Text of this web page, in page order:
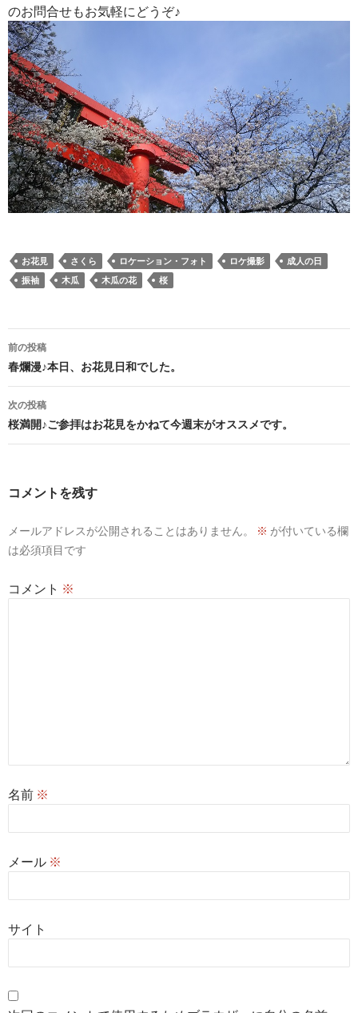
のお問合せもお気軽にどうぞ♪
お花見 さくら ロケーション・フォト ロケ撮影
成人の日
振袖
木瓜 木瓜の花 桜
投
稿
ナ
ビ
ョ
前の投稿
春爛漫♪本日、お花見日和でした。
次の投稿
桜満開♪ご参拝はお花見をかねて今週末がオススメです。
コメントを残す
メールアドレスが公開されることはありません。 ※ が付いている欄
は必須項目です
コメント ※
名前 ※
メール ※
サイト